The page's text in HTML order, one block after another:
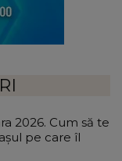
2026. Cum să te
pe care îl